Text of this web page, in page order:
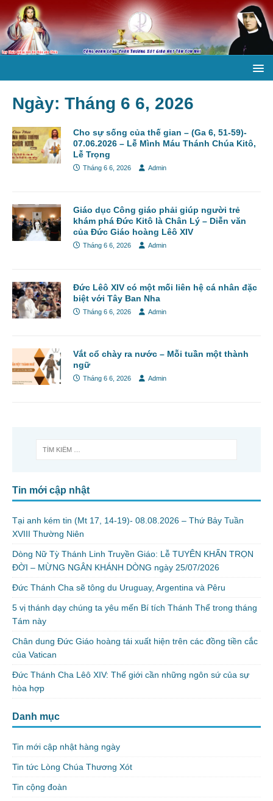
Ngày: Tháng 6 6, 2026
Cho sự sống của thế gian – (Ga 6, 51-59)-
07.06.2026 – Lễ Mình Máu Thánh Chúa Kitô,
Lễ Trọng
Tháng 6 6, 2026 Admin
Giáo dục Công giáo phải giúp người trẻ
khám phá Đức Kitô là Chân Lý – Diễn văn
của Đức Giáo hoàng Lêô XIV
Tháng 6 6, 2026 Admin
Đức Lêô XIV có một mối liên hệ cá nhân đặc
biệt với Tây Ban Nha
Tháng 6 6, 2026 Admin
Vắt cổ chày ra nước – Mỗi tuần một thành
ngữ
Tháng 6 6, 2026 Admin
Tin mới cập nhật
Tại anh kém tin (Mt 17, 14-19)- 08.08.2026 – Thứ Bảy Tuần
XVIII Thường Niên
Dòng Nữ Tỳ Thánh Linh Truyền Giáo: Lễ TUYÊN KHẤN TRỌN
ĐỜI – MỪNG NGÂN KHÁNH DÒNG ngày 25/07/2026
Đức Thánh Cha sẽ tông du Uruguay, Argentina và Pêru
5 vị thánh dạy chúng ta yêu mến Bí tích Thánh Thể trong tháng
Tám này
Chân dung Đức Giáo hoàng tái xuất hiện trên các đồng tiền cắc
của Vatican
Đức Thánh Cha Lêô XIV: Thế giới cần những ngôn sứ của sự
hòa hợp
Danh mục
Tin mới cập nhật hàng ngày
Tin tức Lòng Chúa Thương Xót
Tin cộng đoàn